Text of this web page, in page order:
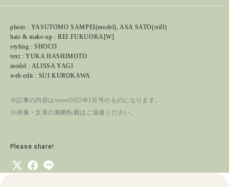
photo : YASUTOMO SAMPEI(model), ASA SATO(still)
hair & make-up : REI FUKUOKA[W]
styling : SHOCO
text : YUKA HASHIMOTO
model : ALISSA YAGI
web edit : SUI KUROKAWA
※記事の内容はsweet2025年1月号のものになります。
※画像・文章の無断転載はご遠慮ください。
Please share!